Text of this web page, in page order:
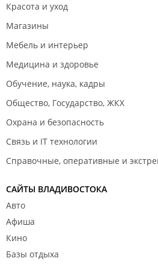
Красота и уход
Магазины
Мебель и интерьер
Медицина и здоровье
Обучение, наука, кадры
Общество, Государство, ЖКХ
Охрана и безопасность
Связь и IT технологии
Справочные, оперативные и
САЙТЫ ВЛАДИВОСТОКА
Авто
Афиша
Кино
Базы отдыха